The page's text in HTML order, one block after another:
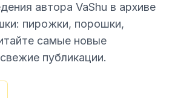
автора VaShu в архиве
пирожки, порошки,
самые новые
публикации.